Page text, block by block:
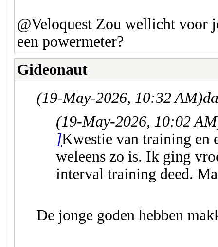
@Veloquest Zou wellicht voor
een powermeter?
Gideonaut
(19-May-2026, 10:32 AM)
(19-May-2026, 10:02
]Kwestie van training en
weleens zo is. Ik ging
interval training deed.
De jonge goden hebben